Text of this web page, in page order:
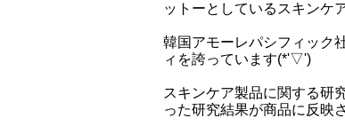
ットーとしているスキンケ
韓国アモーレパシフィック
ィを誇っています(*'▽')
スキンケア製品に関する研
った研究結果が商品に反映